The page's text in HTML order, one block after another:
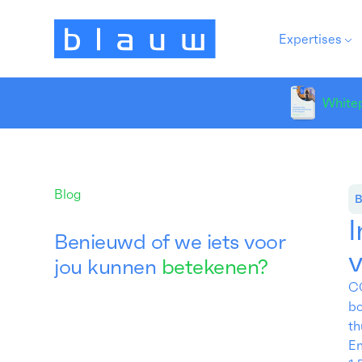
Expertises
Blog
Benieuwd of we iets voor
jou kunnen betekenen?